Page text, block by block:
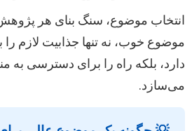
انتخاب موضوع، سنگ بنای هر
موضوع خوب، نه تنها جذابیت لازم را
دارد، بلکه راه را برای دسترسی به
می‌سازد.